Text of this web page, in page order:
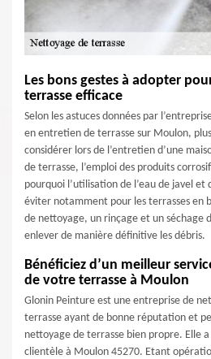
Les bons gestes à adopter
terrasse efficace
Selon les astuces données par
en entretien de terrasse sur Moulon,
considérer lors de l’entretien d’une
de terrasse, l’emploi des produits
pourquoi l’utilisation de l’eau de javel et
éviter notamment pour les terrasses en
de nettoyage, un rinçage et un séchage
enlever de manière définitive les débris.
Bénéficiez d’un meilleur
de votre terrasse à Moulon
Glonin Peinture est une entreprise de
terrasse ayant de bonne réputation et
nettoyage de terrasse bien propre. Elle
clientèle à Moulon 45270. Etant